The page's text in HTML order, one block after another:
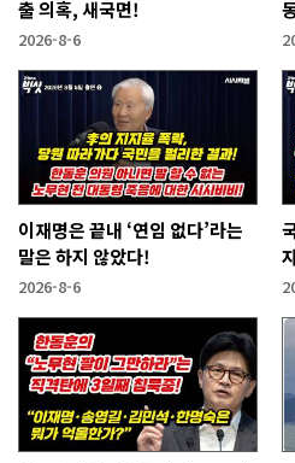
출 의혹, 새국면!
2026-8-6
이재명은 끝내 ‘연임 없다’라는
말은 하지 않았다!
2026-8-6